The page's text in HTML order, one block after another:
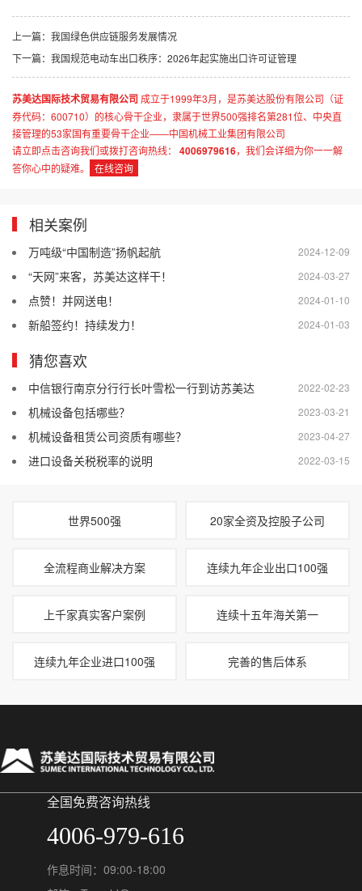
上一篇： 我国绿色供应链服务发展情况
下一篇： 我国规范电动车出口秩序：2026年起实施出口许可证管理
苏美达国际技术贸易有限公司 成立于1999年3月，是苏美达股份有限公司（证
券代码：600710）的核心骨干企业，隶属于世界500强排名第281位、中央直
接管理的53家国有重要骨干企业——中国机械工业集团有限公司
请立即点击咨询我们或拨打咨询热线：
4006979616，我们会详细为你一一解
答你心中的疑难。
在线咨询
相关案例
2024-12-09
万吨级“中国制造”扬帆起航
2024-03-27
“天网”来客，苏美达这样干！
2024-01-10
点赞！并网送电！
2024-01-03
新船签约！持续发力！
猜您喜欢
2022-02-23
中信银行南京分行行长叶雪松一行到访苏美达
2023-03-21
机械设备包括哪些？
2023-04-27
机械设备租赁公司资质有哪些？
2022-03-15
进口设备关税税率的说明
世界500强 20家全资及控股子公司
全流程商业解决方案 连续九年企业出口100强
上千家真实客户案例 连续十五年海关第一
连续九年企业进口100强 完善的售后体系
全国免费咨询热线
4006-979-616
作息时间：09:00-18:00